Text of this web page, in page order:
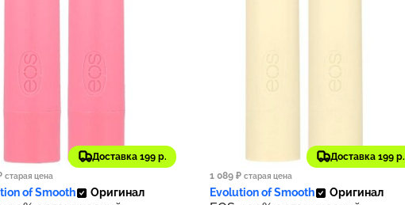
Доставка 199 р.
₽
92
старая цена
of Smooth Оригинал
Доставка 199 р.
919 ₽
92
1 089 ₽ старая цена
Evolution of Smooth Оригинал